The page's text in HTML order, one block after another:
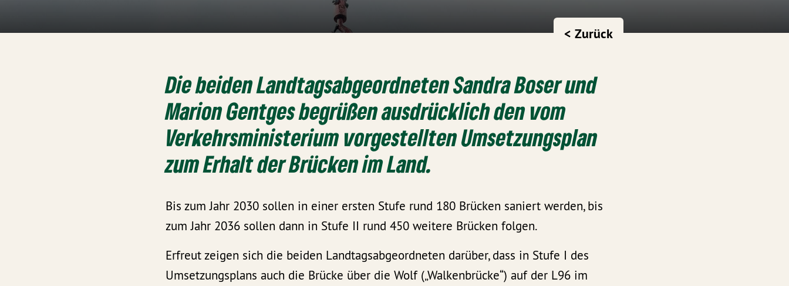
< Zurück
Die beiden Landtagsabgeordneten Sandra Boser und
Marion Gentges begrüßen ausdrücklich den vom
Verkehrsministerium vorgestellten Umsetzungsplan
zum Erhalt der Brücken im Land.
Bis zum Jahr 2030 sollen in einer ersten Stufe rund 180 Brücken saniert werden, bis
zum Jahr 2036 sollen dann in Stufe II rund 450 weitere Brücken folgen.
Erfreut zeigen sich die beiden Landtagsabgeordneten darüber, dass in Stufe I des
Umsetzungsplans auch die Brücke über die Wolf („Walkenbrücke“) auf der L96 im